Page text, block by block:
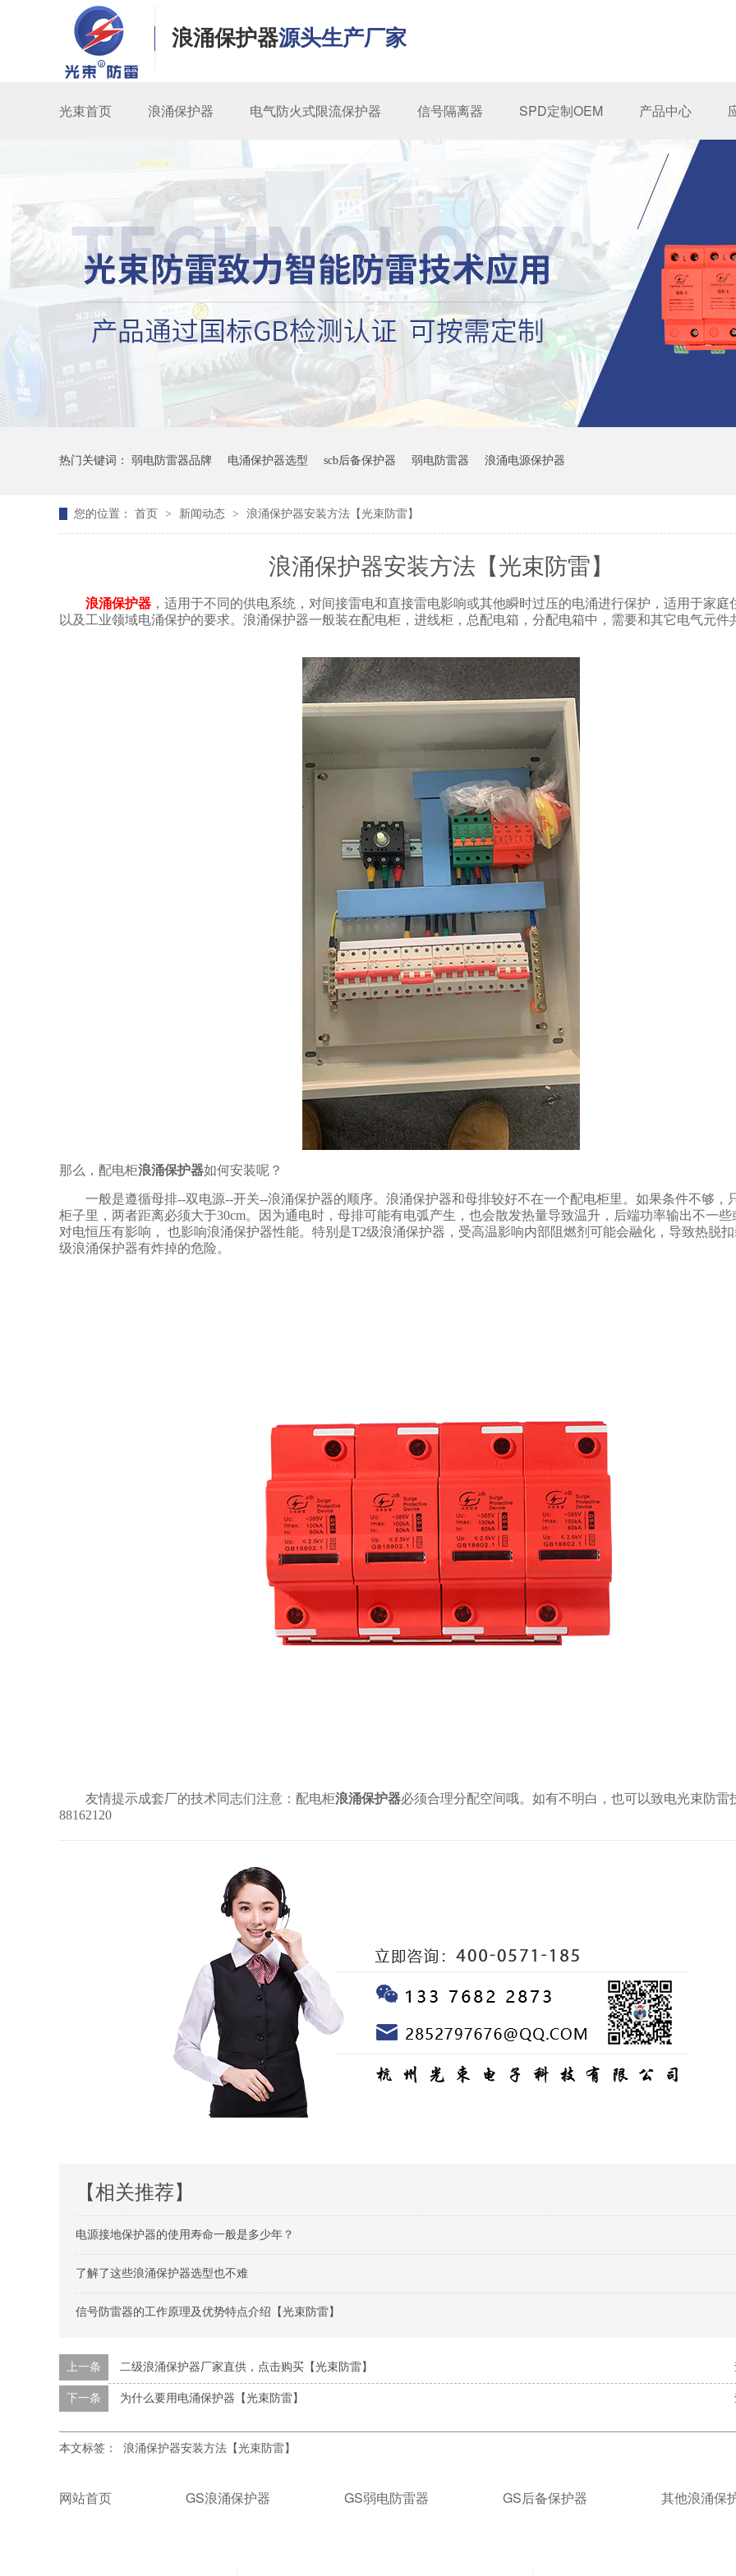
浪涌保护器源头生产厂家
光束首页 浪涌保护器 电气防火式限流保护器 信号隔离器 SPD定制OEM 产品中心
热门关键词： 弱电防雷器品牌 电涌保护器选型 scb后备保护器 弱电防雷器 浪涌电源保护器
您的位置： 首页 > 新闻动态 > 浪涌保护器安装方法【光束防雷】
浪涌保护器安装方法【光束防雷】
浪涌保护器 ，适用于不同的供电系统，对间接雷电和直接雷电影响或其他瞬时过压的电涌进行保护，适用于家庭
以及工业领域电涌保护的要求。浪涌保护器一般装在配电柜，进线柜，总配电箱，分配电箱中，需要和其它电气元件
那么，配电柜浪涌保护器如何安装呢？
一般是遵循母排--双电源--开关--浪涌保护器的顺序。浪涌保护器和母排较好不在一个配电柜里。如果条件不够，
柜子里，两者距离必须大于30cm。因为通电时，母排可能有电弧产生，也会散发热量导致温升，后端功率输出不一些
对电恒压有影响， 也影响浪涌保护器性能。特别是T2级浪涌保护器，受高温影响内部阻燃剂可能会融化，导致热脱
级浪涌保护器有炸掉的危险。
友情提示成套厂的技术同志们注意：配电柜浪涌保护器必须合理分配空间哦。如有不明白，也可以致电光束防雷
88162120
【相关推荐】
电源接地保护器的使用寿命一般是多少年？
了解了这些浪涌保护器选型也不难
信号防雷器的工作原理及优势特点介绍【光束防雷】
上一条 二级浪涌保护器厂家直供，点击购买【光束防雷】
下一条 为什么要用电涌保护器【光束防雷】
本文标签： 浪涌保护器安装方法【光束防雷】
网站首页 GS浪涌保护器 GS弱电防雷器 GS后备保护器 其他浪涌保